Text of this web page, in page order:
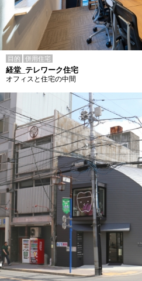
目的 併用住宅
経堂_テレワーク住宅
オフィスと住宅の中間